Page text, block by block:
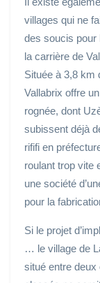
villages qui ne
des soucis
la carrière de
Située à 3,8 km
Vallabrix offre
rognée, dont
subissent déjà
rififi en
roulant trop vite
une société
pour la
Si le projet
… le village de
situé entre